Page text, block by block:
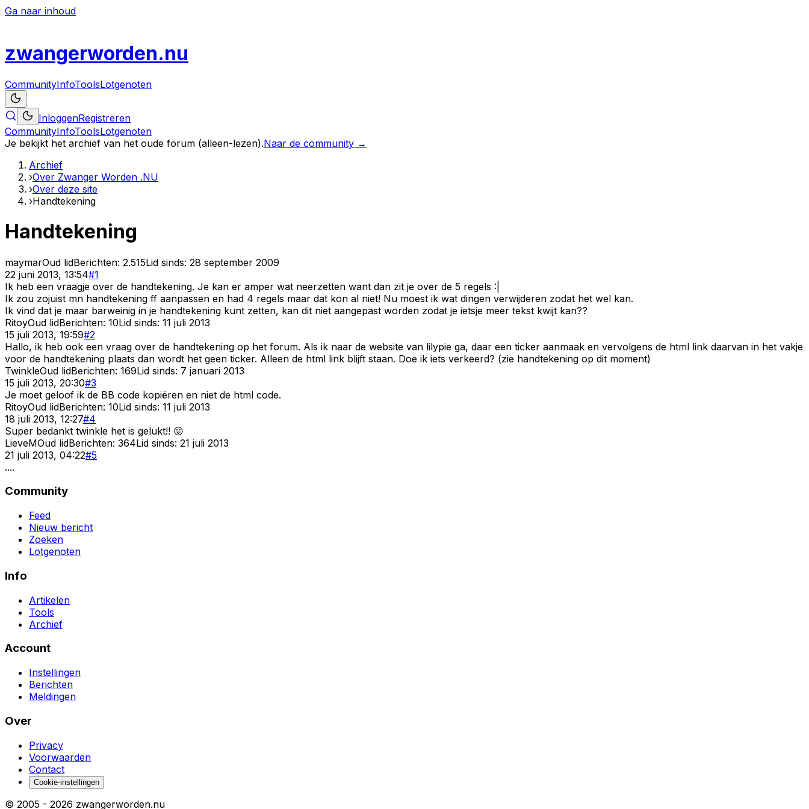
Ga naar inhoud
zwangerworden.nu
CommunityInfoToolsLotgenoten
InloggenRegistreren
CommunityInfoToolsLotgenoten
Je bekijkt het archief van het oude forum (alleen-lezen).Naar de community →
Archief
›Over Zwanger Worden .NU
›Over deze site
›Handtekening
Handtekening
maymarOud lidBerichten: 2.515Lid sinds: 28 september 2009
22 juni 2013, 13:54#1
Ik heb een vraagje over de handtekening. Je kan er amper wat neerzetten want dan zit je over de 5 regels :|
Ik zou zojuist mn handtekening ff aanpassen en had 4 regels maar dat kon al niet! Nu moest ik wat dingen verwijderen zodat het wel kan.
Ik vind dat je maar barweinig in je handtekening kunt zetten, kan dit niet aangepast worden zodat je ietsje meer tekst kwijt kan??
RitoyOud lidBerichten: 10Lid sinds: 11 juli 2013
15 juli 2013, 19:59#2
Hallo, ik heb ook een vraag over de handtekening op het forum. Als ik naar de website van lilypie ga, daar een ticker aanmaak en vervolgens de html link daarvan in het vakje
voor de handtekening plaats dan wordt het geen ticker. Alleen de html link blijft staan. Doe ik iets verkeerd? (zie handtekening op dit moment)
TwinkleOud lidBerichten: 169Lid sinds: 7 januari 2013
15 juli 2013, 20:30#3
Je moet geloof ik de BB code kopiëren en niet de html code.
RitoyOud lidBerichten: 10Lid sinds: 11 juli 2013
18 juli 2013, 12:27#4
Super bedankt twinkle het is gelukt!! 😛
LieveMOud lidBerichten: 364Lid sinds: 21 juli 2013
21 juli 2013, 04:22#5
....
Community
Feed
Nieuw bericht
Zoeken
Lotgenoten
Info
Artikelen
Tools
Archief
Account
Instellingen
Berichten
Meldingen
Over
Privacy
Voorwaarden
Contact
Cookie-instellingen
© 2005 - 2026 zwangerworden.nu